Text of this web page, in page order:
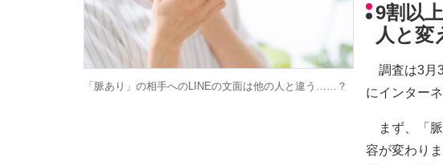
「脈あり」の相手へのLINEの文面は他の人と違う……？
9割以
人と変
調査は3月
にインター
まず、「脈
容が変わり